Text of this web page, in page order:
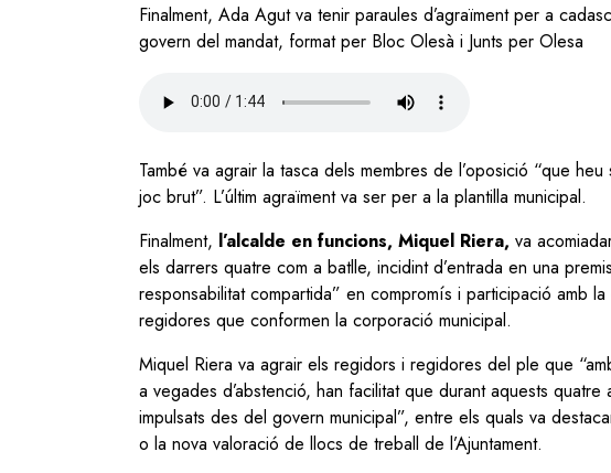
Finalment, Ada Agut va tenir paraules d’agraïment per a
govern del mandat, format per Bloc Olesà i Junts per Olesa
També va agrair la tasca dels membres de l’oposició “que
joc brut”. L’últim agraïment va ser per a la plantilla municipal.
Finalment, l’alcalde en funcions, Miquel Riera, va
els darrers quatre com a batlle, incidint d’entrada en una
responsabilitat compartida” en compromís i participació amb
regidores que conformen la corporació municipal.
Miquel Riera va agrair els regidors i regidores del ple que
a vegades d’abstenció, han facilitat que durant aquests quatre
impulsats des del govern municipal”, entre els quals va
o la nova valoració de llocs de treball de l’Ajuntament.